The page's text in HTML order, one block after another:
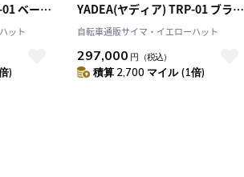
ベージ
ット
)
YADEA(ヤディア) TRP-01 ブラッ
ク 20インチ TRP-01
自転車通販サイマ・イエローハット
297,000 円 （税込）
積算 2,700 マイル (1倍)